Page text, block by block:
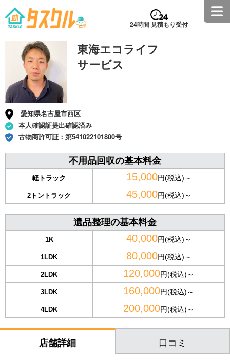
24時間 見積もり受付
東海エコライフ
サービス
愛知県名古屋市西区
本人確認証提出確認済み
古物商許可証： 第541022101800号
不用品回収の基本料金
軽トラック 15,000円(税込)～
2トントラック 45,000円(税込)～
遺品整理の基本料金
1K 40,000円(税込)～
1LDK 80,000円(税込)～
2LDK 120,000円(税込)～
3LDK 160,000円(税込)～
4LDK 200,000円(税込)～
店舗詳細
口コミ